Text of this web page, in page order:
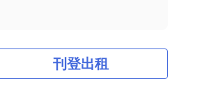
刊登出租